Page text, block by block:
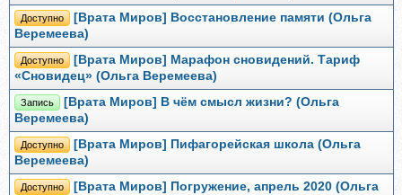
Доступно
[Врата Миров] Восстановление памяти (Ольга
Веремеева)
Доступно
[Врата Миров] Марафон сновидений. Тариф
«Сновидец» (Ольга Веремеева)
Запись
[Врата Миров] В чём смысл жизни? (Ольга
Веремеева)
Доступно
[Врата Миров] Пифагорейская школа (Ольга
Веремеева)
Доступно
[Врата Миров] Погружение, апрель 2020 (Ольга